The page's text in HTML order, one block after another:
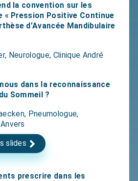
la convention sur les
« Pression Positive Continue
d’Avancée Mandibulaire
Neurologue, Clinique André
dans la reconnaissance
Sommeil ?
Pneumologue,
slides
prescrire dans les